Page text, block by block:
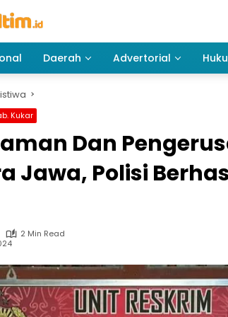
Daerah Advertorial
Kukar
Dan
Jawa, Polisi
2 Min Read